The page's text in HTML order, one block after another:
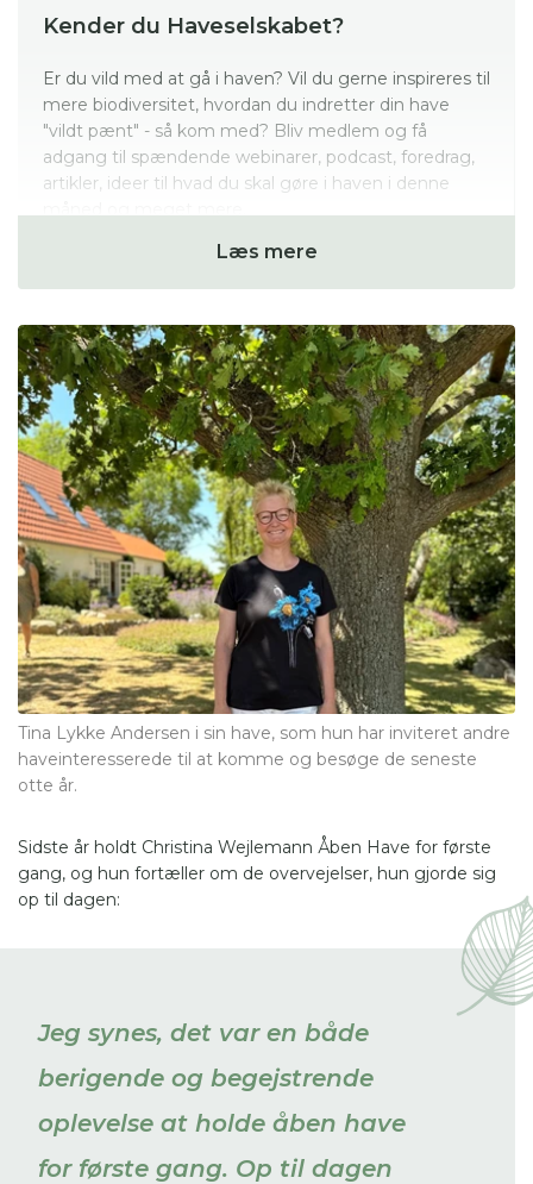
Kender du Haveselskabet?
Er du vild med at gå i haven? Vil du gerne inspireres til
mere biodiversitet, hvordan du indretter din have
"vildt pænt" - så kom med? Bliv medlem og få
adgang til spændende webinarer, podcast, foredrag,
artikler, ideer til hvad du skal gøre i haven i denne
Haveselskabet er en NGO, en forening af ca 30.000
Læs mere om Haveselskabet lige her
Læs mere
Tina Lykke Andersen i sin have, som hun har inviteret andre
haveinteresserede til at komme og besøge de seneste
otte år.
Sidste år holdt Christina Wejlemann Åben Have for første
gang, og hun fortæller om de overvejelser, hun gjorde sig
op til dagen:
Jeg synes, det var en både
berigende og begejstrende
oplevelse at holde åben have
for første gang. Op til dagen